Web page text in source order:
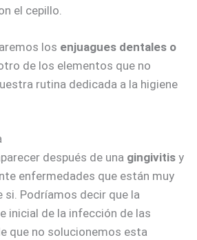
el cepillo.
los enjuagues dentales o
de los elementos que no
rutina dedicada a la higiene
después de una gingivitis y
enfermedades que están muy
si. Podríamos decir que la
inicial de la infección de las
que no solucionemos esta